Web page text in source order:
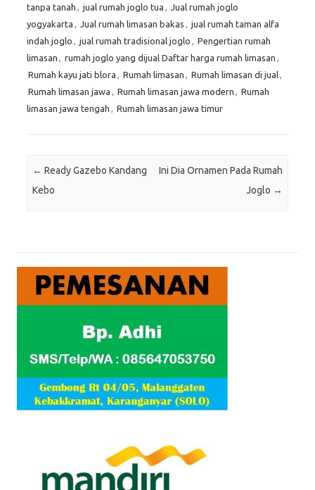
tanpa tanah
jual rumah joglo tua
Jual rumah joglo
yogyakarta
Jual rumah limasan bakas
jual rumah taman alfa
indah joglo
jual rumah tradisional joglo
Pengertian rumah
limasan
rumah joglo yang dijual Daftar harga rumah limasan
Rumah kayu jati blora
Rumah limasan Rumah limasan di jual
Rumah limasan jawa
Rumah limasan jawa modern
Rumah
limasan jawa tengah
Rumah limasan jawa timur
Post navigation
← Ready Gazebo Kandang
Kebo
Ini Dia Ornamen Pada Rumah
Joglo →